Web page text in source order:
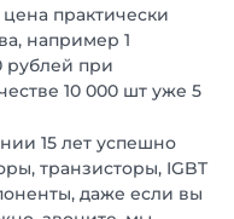
практически
например 1
рублей при
10 000 шт уже 5
15 лет успешно
транзисторы, IGBT
даже если вы